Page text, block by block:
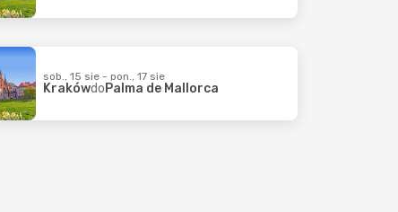
sob., 15 sie - pon., 17 sie
KrakówdoPalma de Mallorca